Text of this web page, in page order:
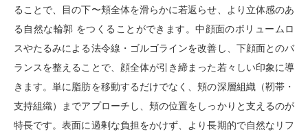
ることで、目の下〜頬全体を滑らかに若返らせ、より立体感のあ
る自然な輪郭 をつくることができます。中顔面のボリュームロ
スやたるみによる法令線・ゴルゴラインを改善し、下顔面とのバ
ランスを整えることで、顔全体が引き締まった若々しい印象に導
きます。単に脂肪を移動するだけでなく、頬の深層組織（靭帯・
支持組織）までアプローチし、頬の位置をしっかりと支えるのが
特長です。表面に過剰な負担をかけず、より長期的で自然なリフ